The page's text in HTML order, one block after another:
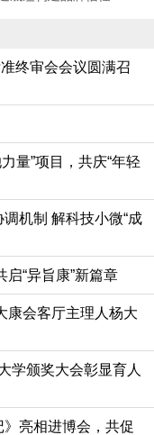
终审会会议圆满召
量”项目，共庆“年轻
机制 解科技小微“成
“异旨康”新篇章
康会客厅主理人杨大
学颁奖大会彰显育人
亮相进博会，共促